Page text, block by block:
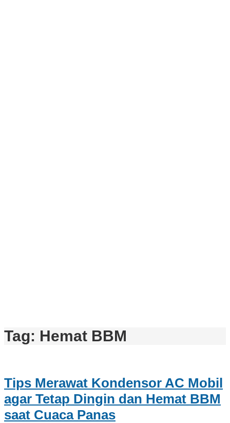
Tag: Hemat BBM
Tips Merawat Kondensor AC Mobil
agar Tetap Dingin dan Hemat BBM
saat Cuaca Panas